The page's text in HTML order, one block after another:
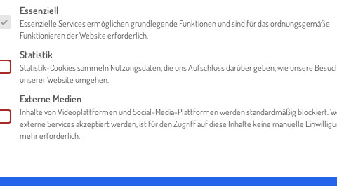
HOME
Es folgt eine Liste der Service-Gruppen, für die eine Einwilligung erteilt werden
Essenziell
Essenzielle Services ermöglichen grundlegende Funktionen und sind für das ordnungsgemäße
Funktionieren der Website erforderlich.
Statistik
Statistik-Cookies sammeln Nutzungsdaten, die uns Aufschluss darüber geben, wie unsere
unserer Website umgehen.
Externe Medien
Inhalte von Videoplattformen und Social-Media-Plattformen werden standardmäßig blockiert.
externe Services akzeptiert werden, ist für den Zugriff auf diese Inhalte keine manuelle
mehr erforderlich.